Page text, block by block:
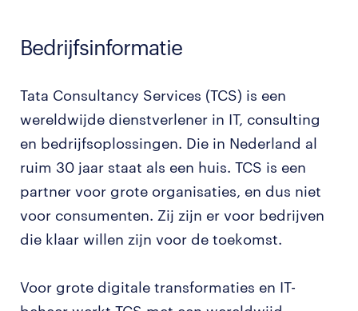
Bedrijfsinformatie
Tata Consultancy Services (TCS) is een
wereldwijde dienstverlener in IT, consulting
en bedrijfsoplossingen. Die in Nederland al
ruim 30 jaar staat als een huis. TCS is een
partner voor grote organisaties, en dus niet
voor consumenten. Zij zijn er voor bedrijven
die klaar willen zijn voor de toekomst.
Voor grote digitale transformaties en IT-